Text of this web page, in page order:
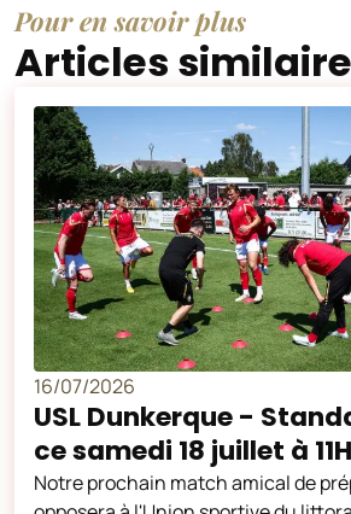
Pour en savoir plus
Articles
16/07/2026
USL Dunkerque -
ce samedi 18 juillet à
Notre prochain match amical de